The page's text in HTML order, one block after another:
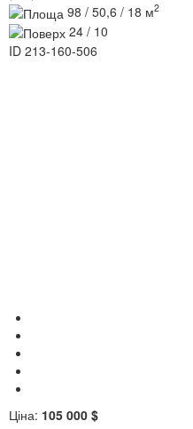
98 / 50,6 / 18 м2
24 / 10
ID 213-160-506
Ціна: 105 000 $